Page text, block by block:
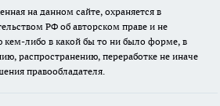
на данном сайте, охраняется в
РФ об авторском праве и не
кем-либо в какой бы то ни было форме, в
распространению, переработке не иначе
правообладателя.